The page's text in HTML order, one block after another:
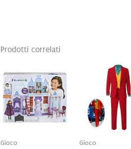
Prodotti correlati
Gioco Gioco